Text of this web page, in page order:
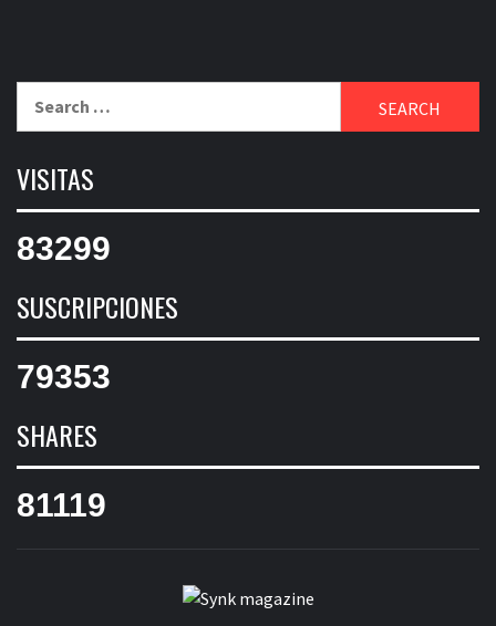
VISITAS
83299
SUSCRIPCIONES
79353
SHARES
81119